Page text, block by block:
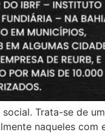
Trata-se de
naqueles com